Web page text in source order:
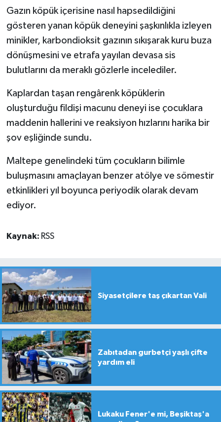
Gazın köpük içerisine nasıl hapsedildiğini
gösteren yanan köpük deneyini şaşkınlıkla izleyen
minikler, karbondioksit gazının sıkışarak kuru buza
dönüşmesini ve etrafa yayılan devasa sis
bulutlarını da meraklı gözlerle incelediler.
Kaplardan taşan rengârenk köpüklerin
oluşturduğu fildişi macunu deneyi ise çocuklara
maddenin hallerini ve reaksiyon hızlarını harika bir
şov eşliğinde sundu.
Maltepe genelindeki tüm çocukların bilimle
buluşmasını amaçlayan benzer atölye ve sömestir
etkinlikleri yıl boyunca periyodik olarak devam
ediyor.
Kaynak: RSS
Siyasetçilere taş çıkartan Vali
Zabıtadan gurbetçi yaşlı çifte
yardım eli
Lukaku Fener'e mi, Beşiktaş'a